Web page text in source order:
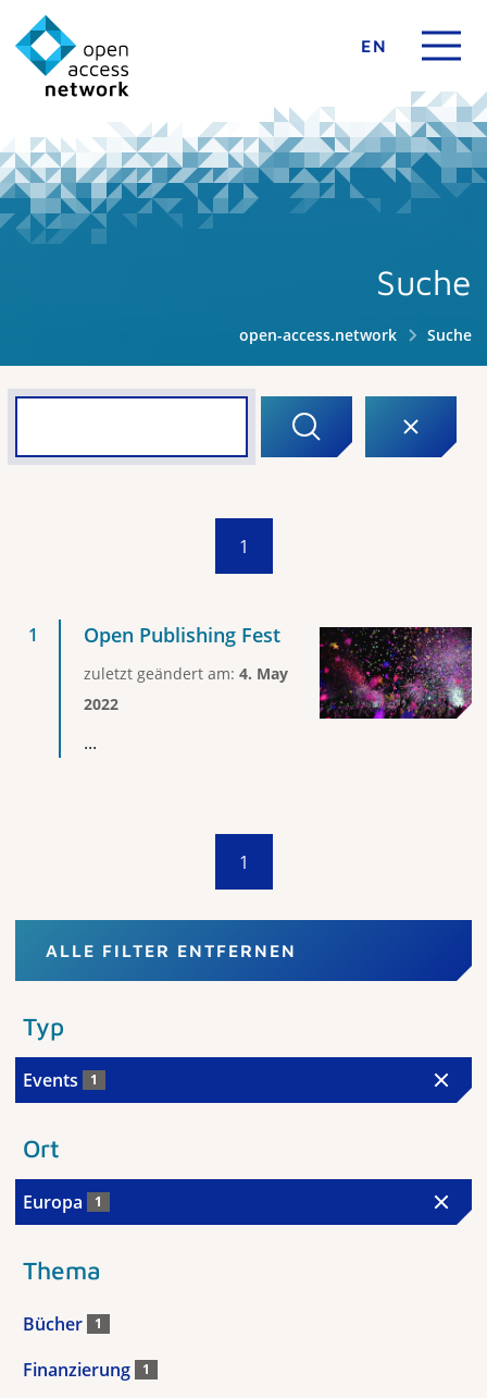
EN
Suche
open-access.network Suche
1
Open Publishing Fest
zuletzt geändert am: 4. May
2022
...
1
ALLE FILTER ENTFERNEN
Typ
Events 1
Ort
Europa 1
Thema
Bücher 1
Finanzierung 1